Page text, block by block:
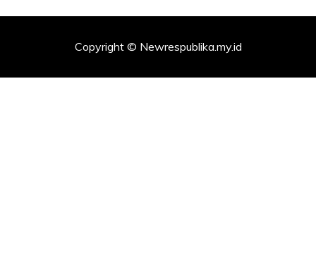
Copyright © Newrespublika.my.id